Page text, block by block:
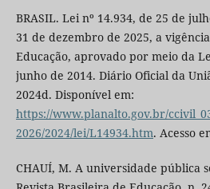
BRASIL. Lei nº 14.934, de 25 de
31 de dezembro de 2025, a
Educação, aprovado por meio da
junho de 2014. Diário Oficial da
2024d. Disponível em:
https://www.planalto.gov.br/
2026/2024/lei/L14934.htm. Acesso
CHAUÍ, M. A universidade pública